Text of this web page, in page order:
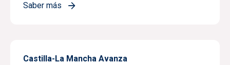
Saber más
Castilla-La Mancha Avanza